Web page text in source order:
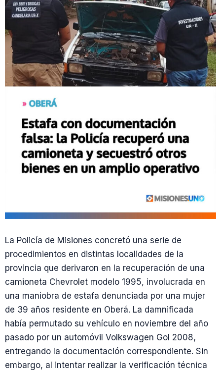
La Policía de Misiones concretó una serie de
procedimientos en distintas localidades de la
provincia que derivaron en la recuperación de una
camioneta Chevrolet modelo 1995, involucrada en
una maniobra de estafa denunciada por una mujer
de 39 años residente en Oberá. La damnificada
había permutado su vehículo en noviembre del año
pasado por un automóvil Volkswagen Gol 2008,
entregando la documentación correspondiente. Sin
embargo, al intentar realizar la verificación técnica